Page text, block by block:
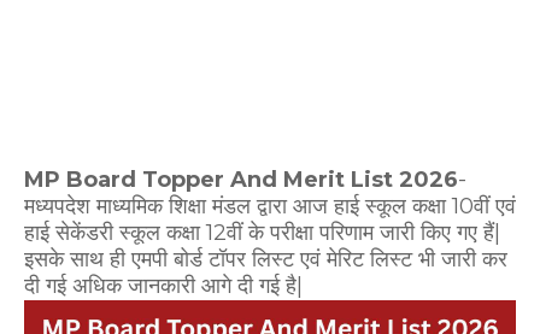
MP Board Topper And Merit List 2026-
मध्यपदेश माध्यमिक शिक्षा मंडल द्वारा आज हाई स्कूल कक्षा 10वीं एवं
हाई सेकेंडरी स्कूल कक्षा 12वीं के परीक्षा परिणाम जारी किए गए हैं|
इसके साथ ही एमपी बोर्ड टॉपर लिस्ट एवं मेरिट लिस्ट भी जारी कर
दी गई अधिक जानकारी आगे दी गई है|